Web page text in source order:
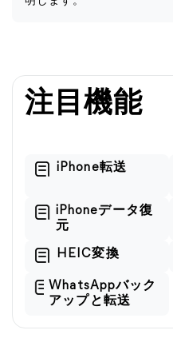
注目機能
iPhone転送
iPhoneデータ復
元
HEIC変換
WhatsAppバック
アップと転送